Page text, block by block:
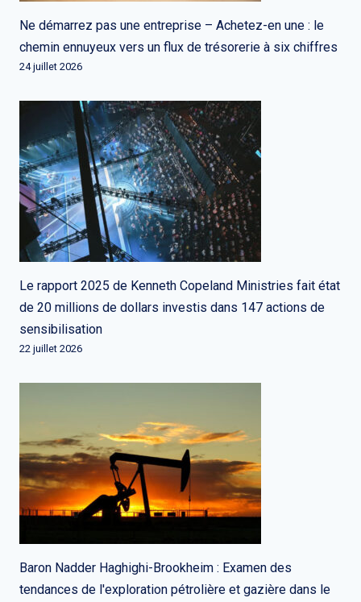
Ne démarrez pas une entreprise – Achetez-en une : le
chemin ennuyeux vers un flux de trésorerie à six chiffres
24 juillet 2026
Le rapport 2025 de Kenneth Copeland Ministries fait état
de 20 millions de dollars investis dans 147 actions de
sensibilisation
22 juillet 2026
Baron Nadder Haghighi-Brookheim : Examen des
tendances de l'exploration pétrolière et gazière dans le